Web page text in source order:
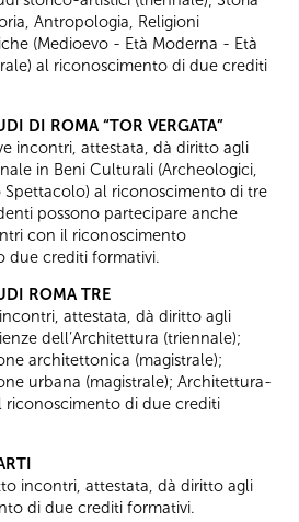
Antropologia, Religioni
(Medioevo - Età Moderna - Età
al riconoscimento di due crediti
DI ROMA “TOR VERGATA”
incontri, attestata, dà diritto agli
in Beni Culturali (Archeologici,
Spettacolo) al riconoscimento di tre
possono partecipare anche
con il riconoscimento
due crediti formativi.
ROMA TRE
attestata, dà diritto agli
dell’Architettura (triennale);
architettonica (magistrale);
urbana (magistrale); Architettura-
riconoscimento di due crediti
incontri, attestata, dà diritto agli
di due crediti formativi.